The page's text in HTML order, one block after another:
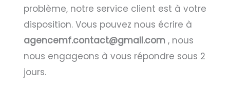
problème, notre service client est à votre
disposition. Vous pouvez nous écrire à
agencemf.contact@gmail.com, nous
nous engageons à vous répondre sous 2
jours.